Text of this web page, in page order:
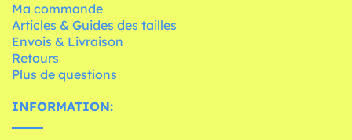
Ma commande
Articles & Guides des tailles
Envois & Livraison
Retours
Plus de questions
INFORMATION: